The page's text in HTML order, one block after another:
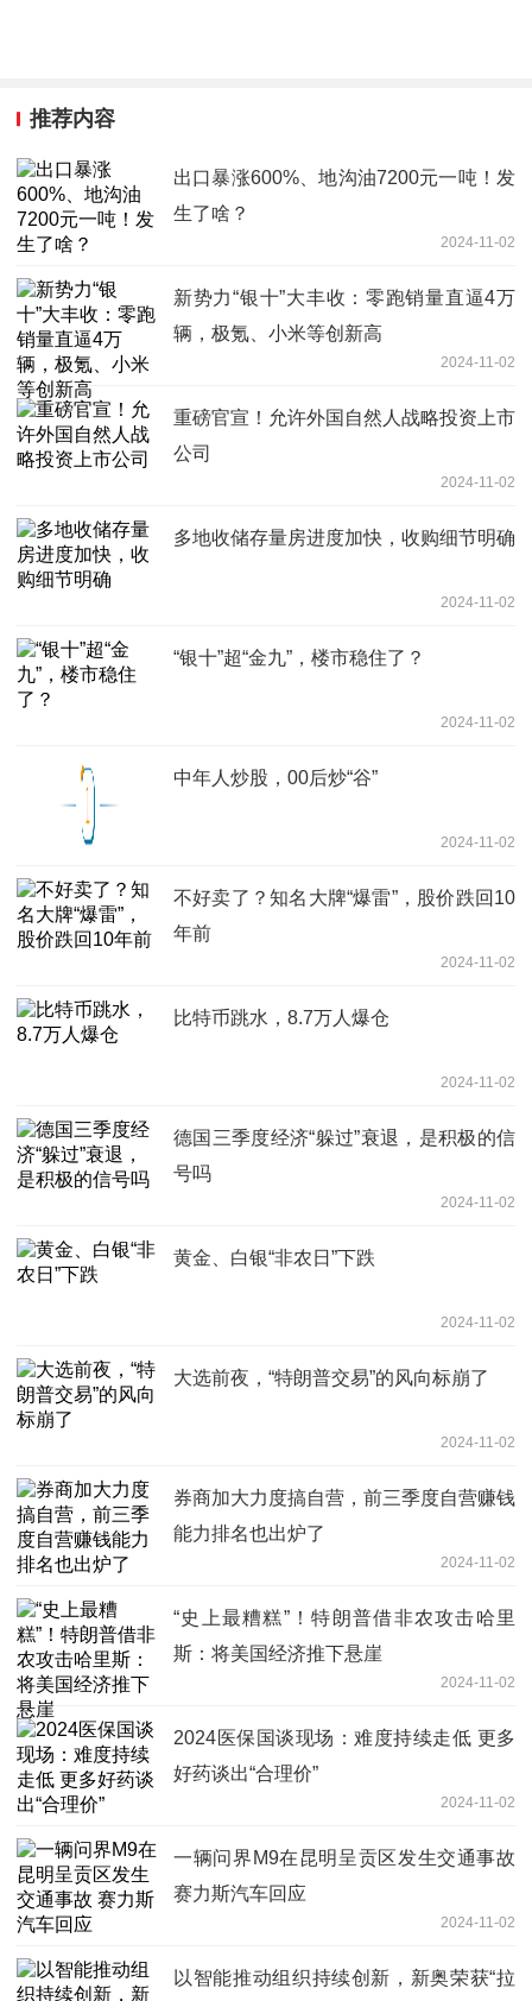
推荐内容
出口暴涨600%、地沟油7200元一吨！发
生了啥？
2024-11-02
新势力“银十”大丰收：零跑销量直逼4万
辆，极氪、小米等创新高
2024-11-02
重磅官宣！允许外国自然人战略投资上市
公司
2024-11-02
多地收储存量房进度加快，收购细节明确
2024-11-02
“银十”超“金九”，楼市稳住了？
2024-11-02
中年人炒股，00后炒“谷”
2024-11-02
不好卖了？知名大牌“爆雷”，股价跌回10
年前
2024-11-02
比特币跳水，8.7万人爆仓
2024-11-02
德国三季度经济“躲过”衰退，是积极的信
号吗
2024-11-02
黄金、白银“非农日”下跌
2024-11-02
大选前夜，“特朗普交易”的风向标崩了
2024-11-02
券商加大力度搞自营，前三季度自营赚钱
能力排名也出炉了
2024-11-02
“史上最糟糕”！特朗普借非农攻击哈里
斯：将美国经济推下悬崖
2024-11-02
2024医保国谈现场：难度持续走低 更多
好药谈出“合理价”
2024-11-02
一辆问界M9在昆明呈贡区发生交通事故
赛力斯汽车回应
2024-11-02
以智能推动组织持续创新，新奥荣获“拉